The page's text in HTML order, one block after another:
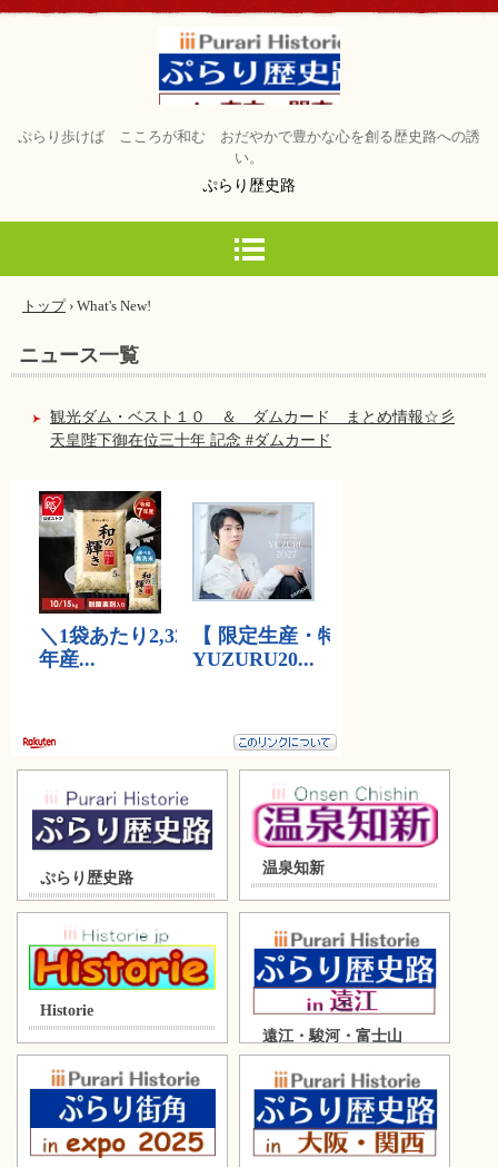
ぷらり歩けば こころが和む おだやかで豊かな心を創る歴史路への誘
い。
ぷらり歴史路
トップ › What's New!
ニュース一覧
観光ダム・ベスト１０ ＆ ダムカード まとめ情報☆彡
天皇陛下御在位三十年 記念 #ダムカード
ぷらり歴史路
温泉知新
Historie
遠江・駿河・富士山